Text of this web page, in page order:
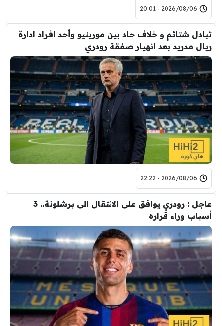
2026/08/06 - 20:01
تبادل شتائم و خلاف حاد بين مورينيو وأحد افراد ادارة
ريال مدريد بعد انهيار صفقة رودري
2026/08/06 - 22:22
عاجل : رودري يوافق على الانتقال الى برشلونة.. 3
أسباب وراء قراره